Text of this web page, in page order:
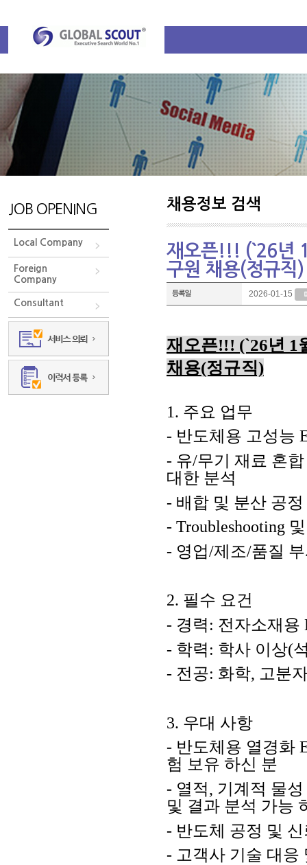
JOB OPENING
Local Company
Foreign
Company
Consultant
채용정보 검색
재오픈!!! (`26년
구원 채용(정규직)
2026-01-15
재오픈!!! (`26년 1
채용(정규직)
1. 주요 업무
- 반도체용 고성능
- 유/무기 재료 혼합
대한 분석
- 배합 및 분산 공
- Troubleshooting
- 영업/제조/품질
2. 필수 요건
- 경력: 전자소재용
- 학력: 학사 이상(
- 전공: 화학, 고분
3. 우대 사항
- 반도체용 열경화
험 보유 하신 분
- 열적, 기계적 물
및 결과 분석 가능
- 반도체 공정 및
- 고객사 기술 대응